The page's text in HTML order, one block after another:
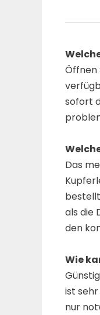
Öffnen
sofort
Das
als die
den
Wie
ist
nur